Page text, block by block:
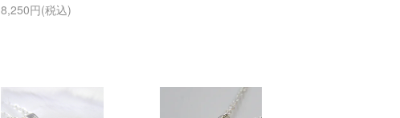
8,250円(税込)